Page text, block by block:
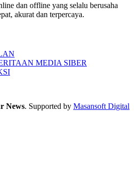
dan offline yang selalu berusaha
akurat dan terpercaya.
MEDIA SIBER
News. Supported by Masansoft Digital